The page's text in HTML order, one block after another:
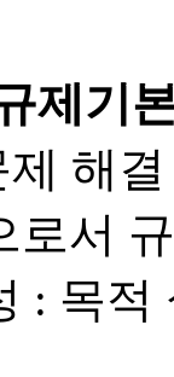
제기
제 해
로서
: 목